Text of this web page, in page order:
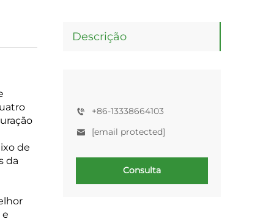
Descrição
+86-13338664103
[email protected]
Consulta
de
da